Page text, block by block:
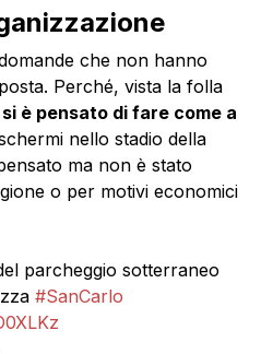
che non hanno
Perché, vista la folla
è pensato di fare come a
nello stadio della
ma non è stato
o per motivi economici
parcheggio sotterraneo
#SanCarlo